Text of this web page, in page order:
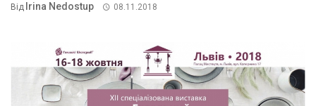
Від Irina Nedostup 08.11.2018